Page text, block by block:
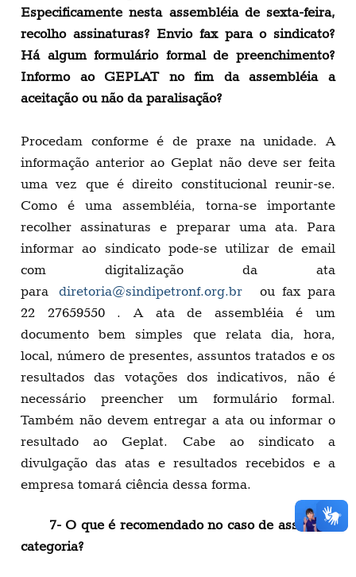
Especificamente nesta assembléia de sexta-feira,
recolho assinaturas? Envio fax para o sindicato?
Há algum formulário formal de preenchimento?
Informo ao GEPLAT no fim da assembléia a
aceitação ou não da paralisação?
Procedam conforme é de praxe na unidade. A
informação anterior ao Geplat não deve ser feita
uma vez que é direito constitucional reunir-se.
Como é uma assembléia, torna-se importante
recolher assinaturas e preparar uma ata. Para
informar ao sindicato pode-se utilizar de email
com digitalização da ata
para diretoria@sindipetronf.org.br ou fax para
22 27659550 . A ata de assembléia é um
documento bem simples que relata dia, hora,
local, número de presentes, assuntos tratados e os
resultados das votações dos indicativos, não é
necessário preencher um formulário formal.
Também não devem entregar a ata ou informar o
resultado ao Geplat. Cabe ao sindicato a
divulgação das atas e resultados recebidos e a
empresa tomará ciência dessa forma.
7- O que é recomendado no caso de assédio à
categoria?